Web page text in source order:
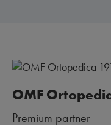
OMF
Premium partner